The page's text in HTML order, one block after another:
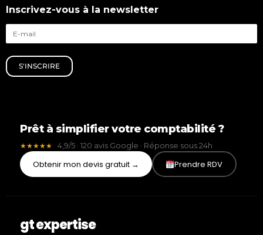
Inscrivez-vous à la newsletter
S'INSCRIRE
Prêt à simplifier votre comptabilité ?
★★★★★ 4,9/5 · 120 avis Google · Réponse sous 24h
Obtenir mon devis gratuit → Prendre RDV
gt expertise